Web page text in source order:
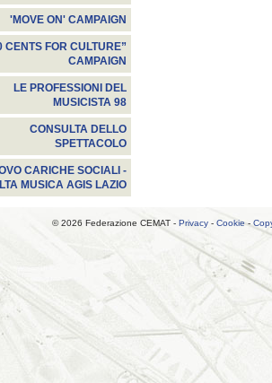
'MOVE ON' CAMPAIGN
CENTS FOR CULTURE”
CAMPAIGN
LE PROFESSIONI DEL
MUSICISTA 98
CONSULTA DELLO
SPETTACOLO
CARICHE SOCIALI -
MUSICA AGIS LAZIO
© 2026 Federazione CEMAT - Privacy - Cookie -